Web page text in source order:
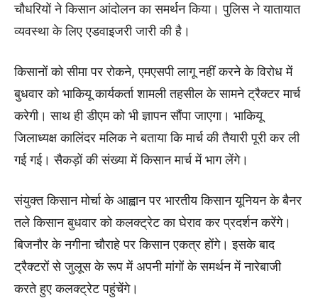
चौधरियों ने किसान आंदोलन का समर्थन किया। पुलिस ने यातायात
व्यवस्था के लिए एडवाइजरी जारी की है।
किसानों को सीमा पर रोकने, एमएसपी लागू नहीं करने के विरोध में
बुधवार को भाकियू कार्यकर्ता शामली तहसील के सामने ट्रैक्टर मार्च
करेगी। साथ ही डीएम को भी ज्ञापन सौंपा जाएगा। भाकियू
जिलाध्यक्ष कालिंदर मलिक ने बताया कि मार्च की तैयारी पूरी कर ली
गई गई। सैकड़ों की संख्या में किसान मार्च में भाग लेंगे।
संयुक्त किसान मोर्चा के आह्वान पर भारतीय किसान यूनियन के बैनर
तले किसान बुधवार को कलक्ट्रेट का घेराव कर प्रदर्शन करेंगे।
बिजनौर के नगीना चौराहे पर किसान एकत्र होंगे। इसके बाद
ट्रैक्टरों से जुलूस के रूप में अपनी मांगों के समर्थन में नारेबाजी
करते हुए कलक्ट्रेट पहुंचेंगे।